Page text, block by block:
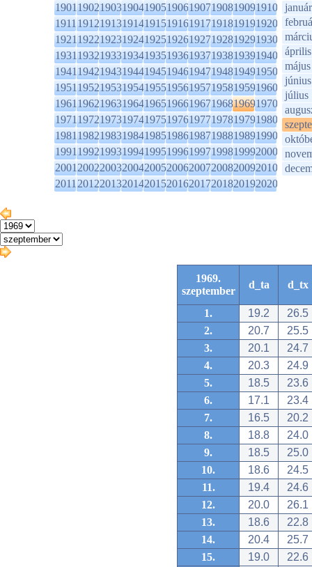
1901190219031904190519061907190819091910
1911191219131914191519161917191819191920
1921192219231924192519261927192819291930
1931193219331934193519361937193819391940
1941194219431944194519461947194819491950
1951195219531954195519561957195819591960
1961196219631964196519661967196819691970
1971197219731974197519761977197819791980
1981198219831984198519861987198819891990
1991199219931994199519961997199819992000
2001200220032004200520062007200820092010
2011201220132014201520162017201820192020
január
április
május
június
július
1969.
szeptember
d_ta d_tx
1. 19.2
26.5
2.
20.7
25.5
3.
20.1
24.7
4.
20.3
24.9
5.
18.5
23.6
6.
17.1
23.4
7.
16.5
20.2
8.
18.8
24.0
9.
18.5
25.0
10.
18.6
24.5
11.
19.4
24.6
12.
20.0
26.1
13.
18.6
22.8
14.
20.4
25.7
15.
19.0
22.6